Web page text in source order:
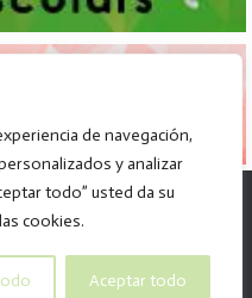
de navegación,
y analizar
todo” usted da su
cookies.
Aceptar todo
Lluch - 2026